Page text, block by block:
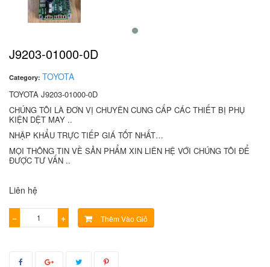
J9203-01000-0D
Category: TOYOTA
TOYOTA J9203-01000-0D
CHÚNG TÔI LÀ ĐƠN VỊ CHUYÊN CUNG CẤP CÁC THIẾT BỊ PHỤ
KIỆN DỆT MAY ..
NHẬP KHẨU TRỰC TIẾP GIÁ TỐT NHẤT…
MỌI THÔNG TIN VỀ SẢN PHẨM XIN LIÊN HỆ VỚI CHÚNG TÔI ĐỂ
ĐƯỢC TƯ VẤN ..
Liên hệ
− + Thêm Vào Giỏ